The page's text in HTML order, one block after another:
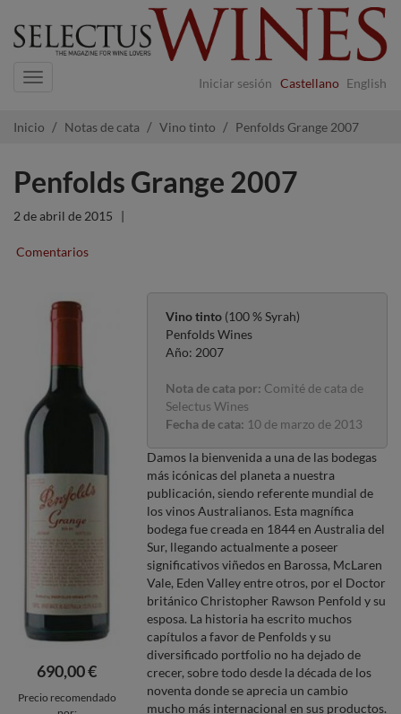
Iniciar sesión Castellano English
Navigation
Inicio Notas de cata Vino tinto Penfolds Grange 2007
Penfolds Grange 2007
2 de abril de 2015 |
Comentarios
690,00 €
Precio recomendado
Vino tinto (100 % Syrah)
Penfolds Wines
Año: 2007
Nota de cata por: Comité de cata de
Selectus Wines
Fecha de cata: 10 de marzo de 2013
Damos la bienvenida a una de las bodegas
más icónicas del planeta a nuestra
publicación, siendo referente mundial de
los vinos Australianos. Esta magnífica
bodega fue creada en 1844 en Australia del
Sur, llegando actualmente a poseer
significativos viñedos en Barossa, McLaren
Vale, Eden Valley entre otros, por el Doctor
británico Christopher Rawson Penfold y su
esposa. La historia ha escrito muchos
capítulos a favor de Penfolds y su
diversificado portfolio no ha dejado de
crecer, sobre todo desde la década de los
noventa donde se aprecia un cambio
mucho más internacional en sus productos.